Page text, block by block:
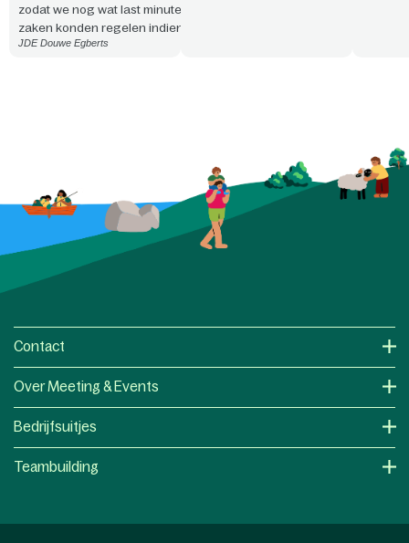
zodat we nog wat last minute
zaken konden regelen indien
nodig. Vriendelijke en
JDE Douwe Egberts
Contact
Over Meeting & Events
Bedrijfsuitjes
Teambuilding